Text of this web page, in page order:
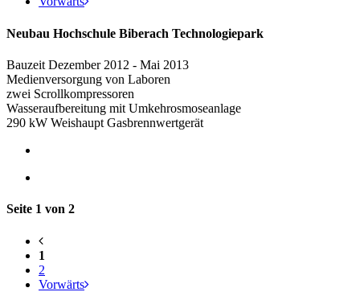
Neubau Hochschule Biberach Technologiepark
Bauzeit Dezember 2012 - Mai 2013
Medienversorgung von Laboren
zwei Scrollkompressoren
Wasseraufbereitung mit Umkehrosmoseanlage
290 kW Weishaupt Gasbrennwertgerät
Seite 1 von 2
1
2
Vorwärts